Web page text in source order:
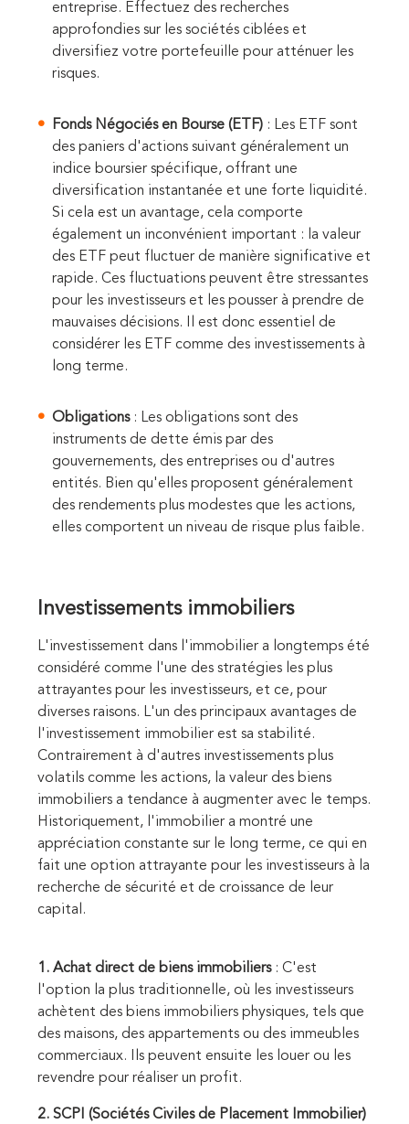
entreprise. Effectuez des recherches
approfondies sur les sociétés ciblées et
diversifiez votre portefeuille pour atténuer les
risques.
Fonds Négociés en Bourse (ETF) : Les ETF sont
des paniers d'actions suivant généralement un
indice boursier spécifique, offrant une
diversification instantanée et une forte liquidité.
Si cela est un avantage, cela comporte
également un inconvénient important : la valeur
des ETF peut fluctuer de manière significative et
rapide. Ces fluctuations peuvent être stressantes
pour les investisseurs et les pousser à prendre de
mauvaises décisions. Il est donc essentiel de
considérer les ETF comme des investissements à
long terme.
Obligations: Les obligations sont des
instruments de dette émis par des
gouvernements, des entreprises ou d'autres
entités. Bien qu'elles proposent généralement
des rendements plus modestes que les actions,
elles comportent un niveau de risque plus faible.
Investissements immobiliers
L'investissement dans l'immobilier a longtemps été
considéré comme l'une des stratégies les plus
attrayantes pour les investisseurs, et ce, pour
diverses raisons. L'un des principaux avantages de
l'investissement immobilier est sa stabilité.
Contrairement à d'autres investissements plus
volatils comme les actions, la valeur des biens
immobiliers a tendance à augmenter avec le temps.
Historiquement, l'immobilier a montré une
appréciation constante sur le long terme, ce qui en
fait une option attrayante pour les investisseurs à la
recherche de sécurité et de croissance de leur
capital.
1. Achat direct de biens immobiliers: C'est
l'option la plus traditionnelle, où les investisseurs
achètent des biens immobiliers physiques, tels que
des maisons, des appartements ou des immeubles
commerciaux. Ils peuvent ensuite les louer ou les
revendre pour réaliser un profit.
2. SCPI (Sociétés Civiles de Placement Immobilier)